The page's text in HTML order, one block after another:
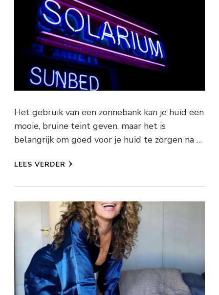
Het gebruik van een zonnebank kan je huid een
mooie, bruine teint geven, maar het is
belangrijk om goed voor je huid te zorgen na …
LEES VERDER